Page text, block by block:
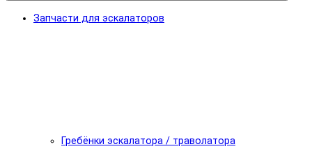
Запчасти для эскалаторов
Гребёнки эскалатора / траволатора